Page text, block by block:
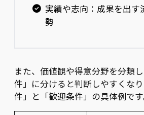
実績や志向：成果を出す
勢
また、価値観や得意分野を分類
件」に分けると判断しやすくな
件」と「歓迎条件」の具体例です